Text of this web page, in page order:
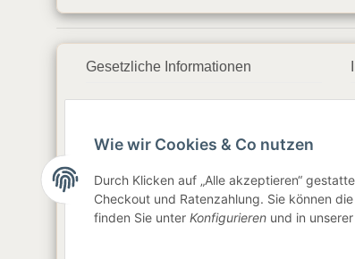
Gesetzliche Informationen
AGB
Sitemap
Impressum
Wie wir Cookies & Co nutzen
Durch Klicken auf „Alle akzeptieren“
Checkout und Ratenzahlung. Sie können
finden Sie unter Konfigurieren und in unserer